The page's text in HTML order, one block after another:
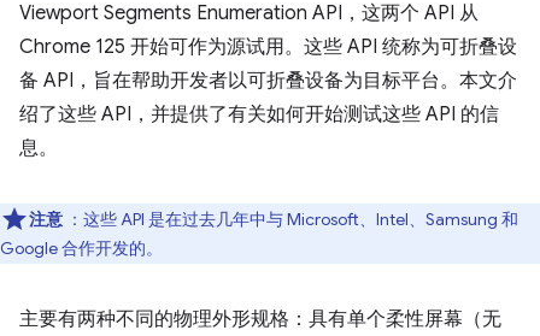
Viewport Segments Enumeration API，这两个 API 从
Chrome 125 开始可作为源试用。这些 API 统称为可折叠设
备 API，旨在帮助开发者以可折叠设备为目标平台。本文介
绍了这些 API，并提供了有关如何开始测试这些 API 的信
息。
注意 ：这些 API 是在过去几年中与 Microsoft、Intel、Samsung 和
Google 合作开发的。
主要有两种不同的物理外形规格：具有单个柔性屏幕（无